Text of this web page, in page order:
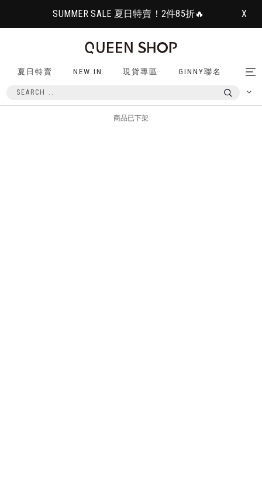
SUMMER SALE 夏日特賣！2件85折🔥 X
夏日特賣 NEW IN 現貨專區 GINNY聯名
商品已下架